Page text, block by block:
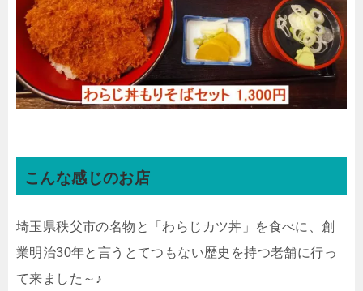
こんな感じのお店
埼玉県秩父市の名物と「わらじカツ丼」を食べに、創
業明治30年と言うとてつもない歴史を持つ老舗に行っ
て来ました～♪